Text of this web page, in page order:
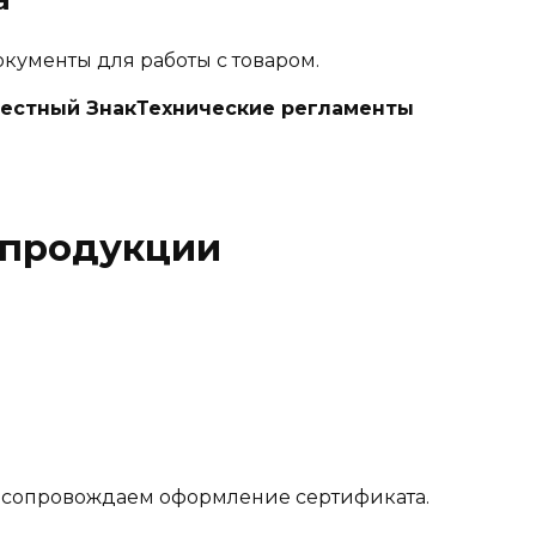
для работы с товаром.
ЗнакТехнические регламенты
оформление сертификата.